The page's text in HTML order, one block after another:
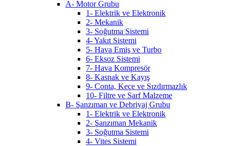
A- Motor Grubu
1- Elektrik ve Elektronik
2- Mekanik
3- Soğutma Sistemi
4- Yakıt Sistemi
5- Hava Emiş ve Turbo
6- Eksoz Sistemi
7- Hava Kompresör
8- Kasnak ve Kayış
9- Conta, Keçe ve Sızdırmazlık
10- Filtre ve Sarf Malzeme
B- Şanzıman ve Debriyaj Grubu
1- Elektrik ve Elektronik
2- Şanzıman Mekanik
3- Soğutma Sistemi
4- Vites Sistemi